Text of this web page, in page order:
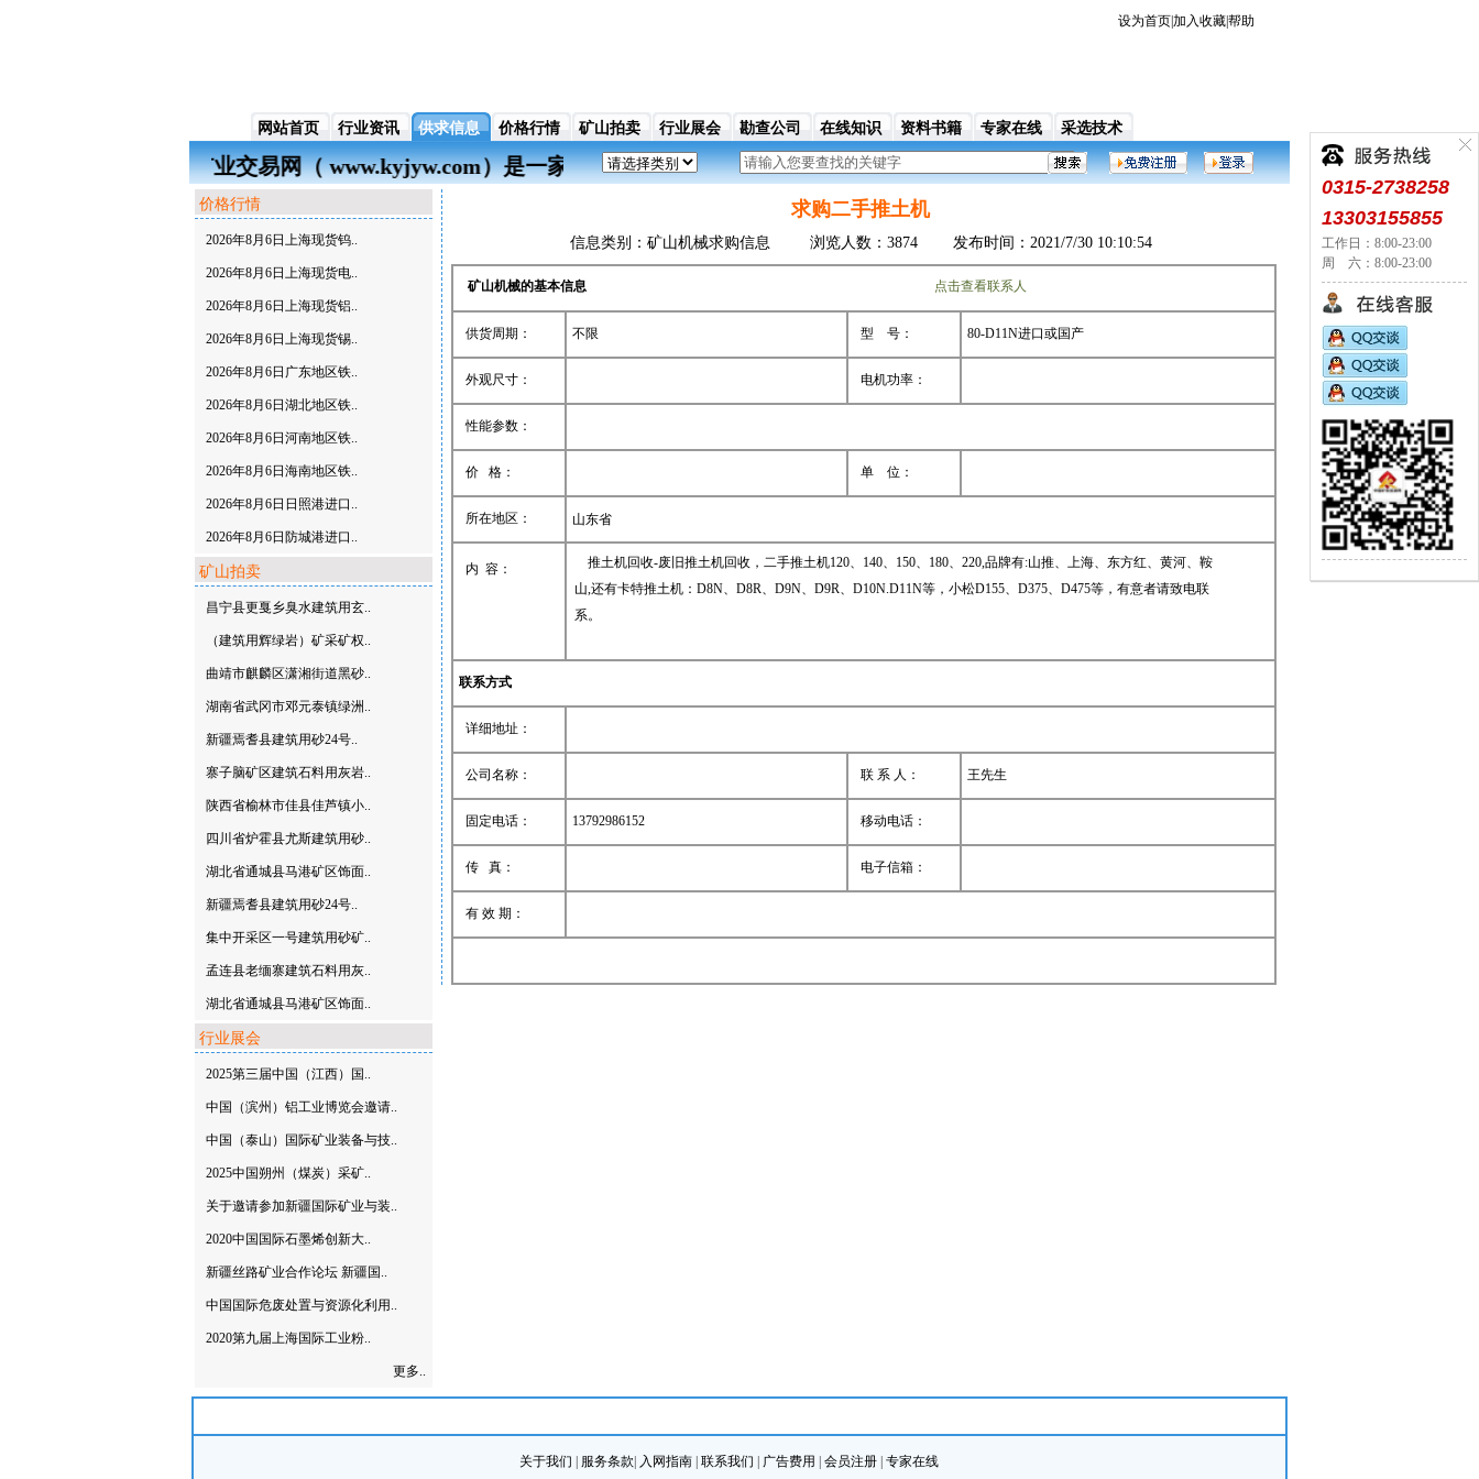
设为首页加入收藏帮助
网站首页 行业资讯 供求信息 价格行情 矿山拍卖 行业展会 勘查公司 在线知识 资料书籍 专家在线 采选技术
矿业交易网（ www.kyjyw.com）是一家基于中国矿业交易、买卖行业的门户网站，它面向各地拥有矿业和对矿业感兴趣的用户，提
价格行情
2026年8月6日上海现货钨..
2026年8月6日上海现货电..
2026年8月6日上海现货铝..
2026年8月6日上海现货锡..
2026年8月6日广东地区铁..
2026年8月6日湖北地区铁..
2026年8月6日河南地区铁..
2026年8月6日海南地区铁..
2026年8月6日日照港进口..
2026年8月6日防城港进口..
矿山拍卖
昌宁县更戛乡臭水建筑用玄..
（建筑用辉绿岩）矿采矿权..
曲靖市麒麟区潇湘街道黑砂..
湖南省武冈市邓元泰镇绿洲..
新疆焉耆县建筑用砂24号..
寨子脑矿区建筑石料用灰岩..
陕西省榆林市佳县佳芦镇小..
四川省炉霍县尤斯建筑用砂..
湖北省通城县马港矿区饰面..
新疆焉耆县建筑用砂24号..
集中开采区一号建筑用砂矿..
孟连县老缅寨建筑石料用灰..
湖北省通城县马港矿区饰面..
行业展会
2025第三届中国（江西）国..
中国（滨州）铝工业博览会邀请..
中国（泰山）国际矿业装备与技..
2025中国朔州（煤炭）采矿..
关于邀请参加新疆国际矿业与装..
2020中国国际石墨烯创新大..
新疆丝路矿业合作论坛 新疆国..
中国国际危废处置与资源化利用..
2020第九届上海国际工业粉..
更多..
求购二手推土机
信息类别：矿山机械求购信息 浏览人数：3874 发布时间：2021/7/30 10:10:54
点击查看联系人
矿山机械的基本信息
供货周期： 不限 型 号： 80-D11N进口或国产
外观尺寸： 电机功率：
性能参数：
价 格： 单 位：
所在地区： 山东省
内 容：
推土机回收-废旧推土机回收，二手推土机120、140、150、180、220,品牌有:山推、上海、东方红、黄河、鞍
山,还有卡特推土机：D8N、D8R、D9N、D9R、D10N.D11N等，小松D155、D375、D475等，有意者请致电联
系。
联系方式
详细地址：
公司名称： 联 系 人： 王先生
固定电话： 13792986152 移动电话：
传 真： 电子信箱：
有 效 期：
关于我们 服务条款 入网指南| 联系我们 广告费用 会员注册| 专家在线
0315-2738258
13303155855
工作日：8:00-23:00
周 六：8:00-23:00